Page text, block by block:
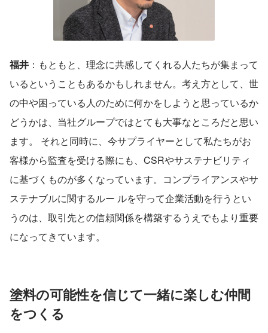
福井 ：もともと、理念に共感してくれる人たちが集まって
いるということもあるかもしれません。考え方として、世
の中や困っている人のために何かをしようと思っているか
どうかは、当社グループではとても大事なところだと思い
ます。 それと同時に、今サプライヤーとして私たちがお
客様から監査を受ける際にも、CSRやサステナビリティ
に基づくものが多くなっています。コンプライアンスやサ
ステナブルに関するルー ルを守って企業活動を行うとい
うのは、取引先との信頼関係を構築するうえでもより重要
になってきています。
塗料の可能性を信じて一緒に楽しむ仲間
をつくる